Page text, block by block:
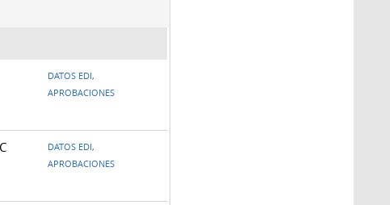
DATOS EDI,
APROBACIONES
DATOS EDI,
APROBACIONES